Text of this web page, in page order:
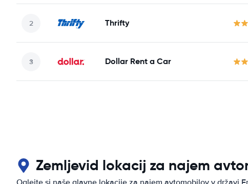
Thrifty
Dollar Rent a Car
Zemljevid lokacij za najem